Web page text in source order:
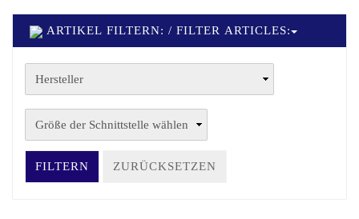
ARTIKEL FILTERN: / FILTER ARTICLES:
FILTERN ZURÜCKSETZEN